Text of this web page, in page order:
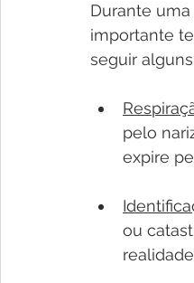
Durante
importante
seguir
pelo
expire
ou